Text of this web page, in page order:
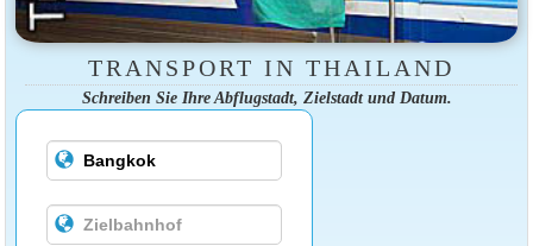
TRANSPORT IN THAILAND
Schreiben Sie Ihre Abflugstadt, Zielstadt und Datum.